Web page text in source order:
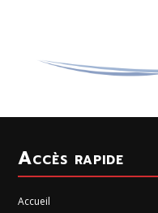
Accès rapide
Accueil